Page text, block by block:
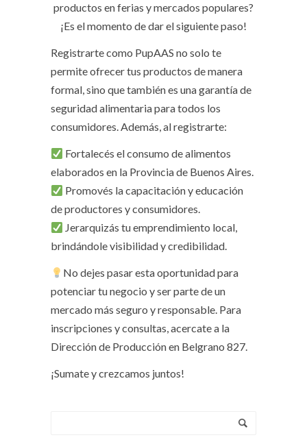
productos en ferias y mercados populares?
¡Es el momento de dar el siguiente paso!
Registrarte como PupAAS no solo te
permite ofrecer tus productos de manera
formal, sino que también es una garantía de
seguridad alimentaria para todos los
consumidores. Además, al registrarte:
Fortalecés el consumo de alimentos
elaborados en la Provincia de Buenos Aires.
Promovés la capacitación y educación
de productores y consumidores.
Jerarquizás tu emprendimiento local,
brindándole visibilidad y credibilidad.
No dejes pasar esta oportunidad para
potenciar tu negocio y ser parte de un
mercado más seguro y responsable. Para
inscripciones y consultas, acercate a la
Dirección de Producción en Belgrano 827.
¡Sumate y crezcamos juntos!